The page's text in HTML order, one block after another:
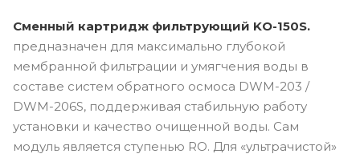
Сменный картридж фильтрующий KО-150S.
предназначен для максимально глубокой
мембранной фильтрации и умягчения воды в
составе систем обратного осмоса DWM-203 /
DWM-206S, поддерживая стабильную работу
установки и качество очищенной воды. Сам
модуль является ступенью RO. Для «ультрачистой»